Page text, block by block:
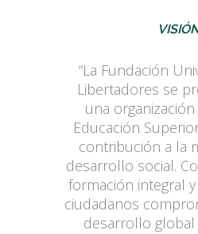
“La Fundación
Libertadores se
una
Educación
contribución a la
desarrollo social.
formación integral
ciudadanos
desarrollo global